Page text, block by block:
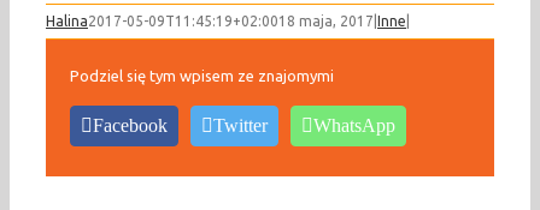
Halina2017-05-09T11:45:19+02:0018 maja, 2017 Inne
Podziel się tym wpisem ze znajomymi
Facebook Twitter WhatsApp